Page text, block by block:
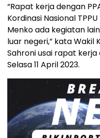
“Rapat kerja dengan
Kordinasi Nasional
Menko ada kegiatan
luar negeri,” kata Wakil
Sahroni usai rapat kerja
Selasa 11 April 2023.